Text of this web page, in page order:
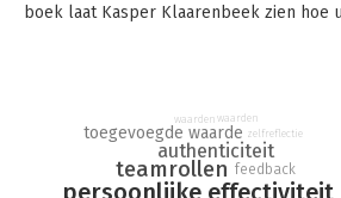
boek laat Kasper Klaarenbeek zien hoe
gevestigde orde en vooral te doen waar
creëren energie en inspireren hun
Ze zijn bereid en in staat om hun doelen
persoonlijke effectiviteit
teamrollen
authenticiteit
toegevoegde waarde
feedback
waarden
zelfreflectie
waarden